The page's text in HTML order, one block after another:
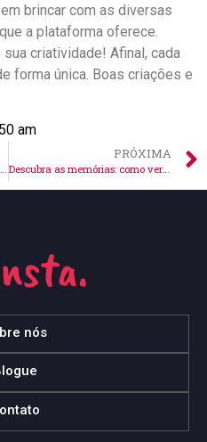
brincar com as diversas
a plataforma oferece.‌
criatividade! Afinal, cada⁤
forma única. ​Boas​ criações e
am
PRÓXIMA
Descubra as memórias: como ver fotos antigas do Instagram agora
nós